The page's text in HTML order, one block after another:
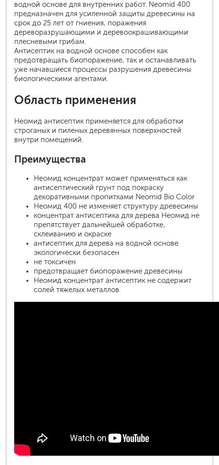
водной основе для внутренних работ. Neomid 400
предназначен для усиленной защиты древесины на
срок до 25 лет от гниения, поражения
дереворазрушающими и деревоокрашивающими
плесневыми грибам.
Антисептик на водной основе способен как
предотвращать биопоражение, так и останавливать
уже начавшиеся процессы разрушения древесины
биологическими агентами.
Область применения
Неомид антисептик применяется для обработки
строганых и пиленых деревянных поверхностей
внутри помещений.
Преимущества
Неомид концентрат может применяться как
антисептический грунт под покраску
декоративными пропитками Neomid Bio Color
Неомид 400 не изменяет структуру древесины
концентрат антисептика для дерева Неомид не
препятствует дальнейшей обработке,
склеиванию и окраске
антисептик для дерева на водной основе
экологически безопасен
не токсичен
предотвращает биопоражение древесины
Неомид концентрат антисептик не содержит
солей тяжелых металлов